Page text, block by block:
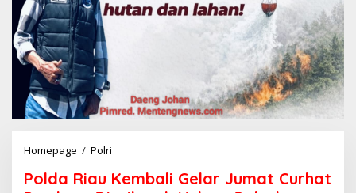
Homepage / Polri
l
Polda Riau Kembali Gelar Jumat Curhat